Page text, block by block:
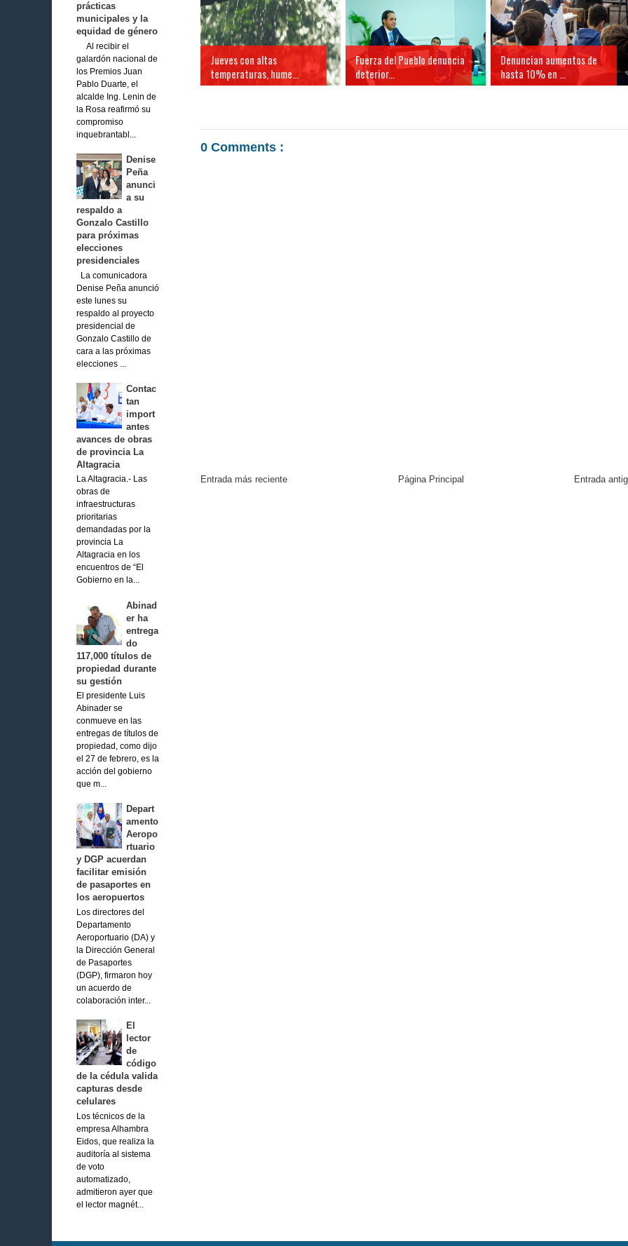
prácticas
municipales y la
equidad de género
Al recibir el
galardón nacional de
los Premios Juan
Pablo Duarte, el
alcalde Ing. Lenin de
la Rosa reafirmó su
compromiso
inquebrantabl...
Denise
Peña
anunci
a su
respaldo a
Gonzalo Castillo
para próximas
elecciones
presidenciales
La comunicadora
Denise Peña anunció
este lunes su
respaldo al proyecto
presidencial de
Gonzalo Castillo de
cara a las próximas
elecciones ...
Contac
tan
import
antes
avances de obras
de provincia La
Altagracia
La Altagracia.- Las
obras de
infraestructuras
prioritarias
demandadas por la
provincia La
Altagracia en los
encuentros de “El
Gobierno en la...
Abinad
er ha
entrega
do
117,000 títulos de
propiedad durante
su gestión
El presidente Luis
Abinader se
conmueve en las
entregas de títulos de
propiedad, como dijo
el 27 de febrero, es la
acción del gobierno
que m...
Depart
amento
Aeropo
rtuario
y DGP acuerdan
facilitar emisión
de pasaportes en
los aeropuertos
Los directores del
Departamento
Aeroportuario (DA) y
la Dirección General
de Pasaportes
(DGP), firmaron hoy
un acuerdo de
colaboración inter...
El
lector
de
código
de la cédula valida
capturas desde
celulares
Los técnicos de la
empresa Alhambra
Eidos, que realiza la
auditoría al sistema
de voto
automatizado,
admitieron ayer que
el lector magnét...
Jueves con altas
temperaturas, hume...
Fuerza del Pueblo denuncia
deterior...
Denuncian aumentos de
hasta 10% en ...
0 Comments :
Entrada más reciente Entrada
Página Principal